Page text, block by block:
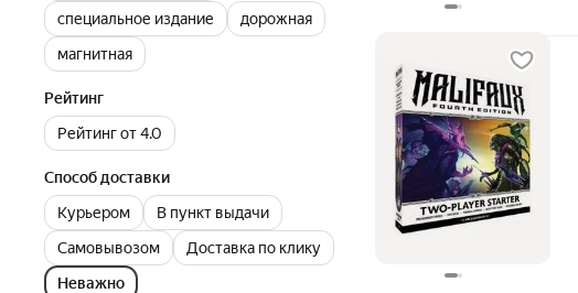
специальное издание
дорожная
магнитная
Рейтинг
Рейтинг от 4.0
Способ доставки
Курьером
В пункт выдачи
Самовывозом
Доставка по клику
Неважно